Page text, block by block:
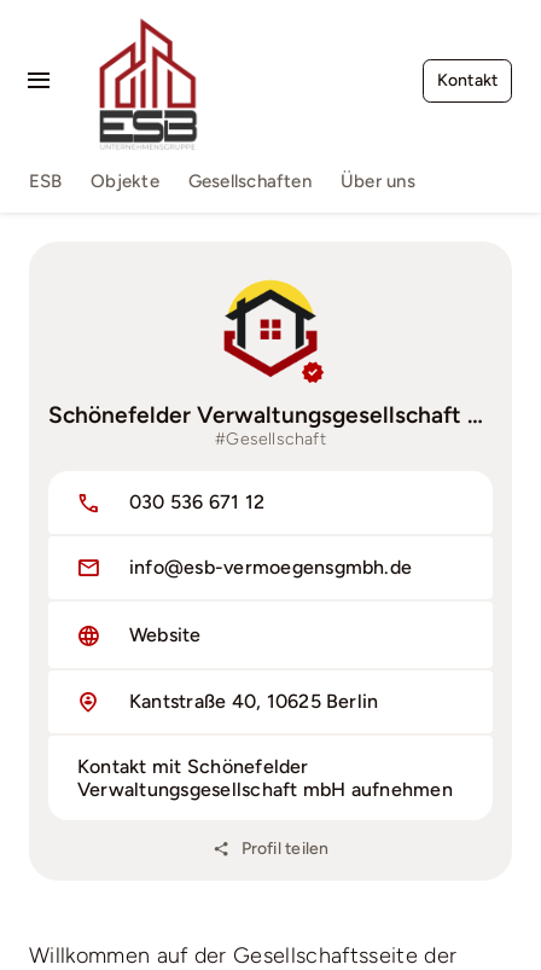
springen
Toggle
Navigation
Impressum
Kontakt
ESB Objekte Gesellschaften Über uns
Schönefelder Verwaltungsgesellschaft MbH
#Gesellschaft
030 536 671 12
info@esb-vermoegensgmbh.de
Website
Kantstraße 40, 10625 Berlin
Kontakt mit Schönefelder
Verwaltungsgesellschaft mbH aufnehmen
Profil teilen
Willkommen auf der Gesellschaftsseite der